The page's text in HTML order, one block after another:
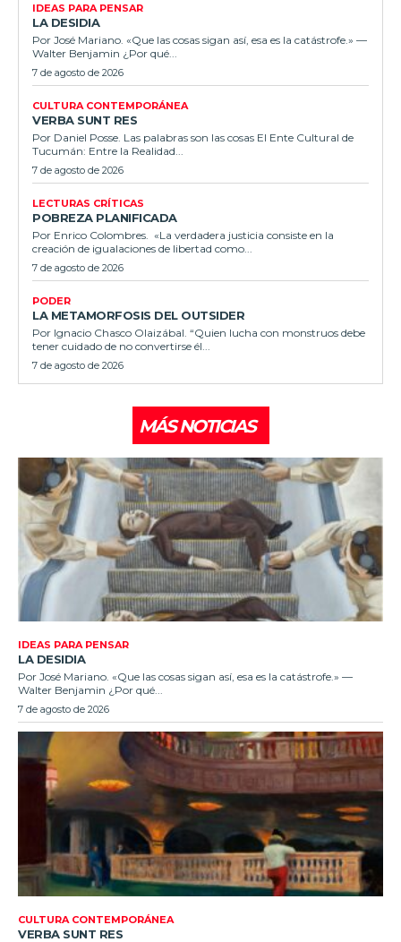
IDEAS PARA PENSAR
LA DESIDIA
Por José Mariano. «Que las cosas sigan así, esa es la catástrofe.» —
Walter Benjamin ¿Por qué...
7 de agosto de 2026
CULTURA CONTEMPORÁNEA
VERBA SUNT RES
Por Daniel Posse. Las palabras son las cosas El Ente Cultural de
Tucumán: Entre la Realidad...
7 de agosto de 2026
LECTURAS CRÍTICAS
POBREZA PLANIFICADA
Por Enrico Colombres. «La verdadera justicia consiste en la
creación de igualaciones de libertad como...
7 de agosto de 2026
PODER
LA METAMORFOSIS DEL OUTSIDER
Por Ignacio Chasco Olaizábal. “Quien lucha con monstruos debe
tener cuidado de no convertirse él...
7 de agosto de 2026
MÁS NOTICIAS
IDEAS PARA PENSAR
LA DESIDIA
Por José Mariano. «Que las cosas sigan así, esa es la catástrofe.» —
Walter Benjamin ¿Por qué...
7 de agosto de 2026
CULTURA CONTEMPORÁNEA
VERBA SUNT RES